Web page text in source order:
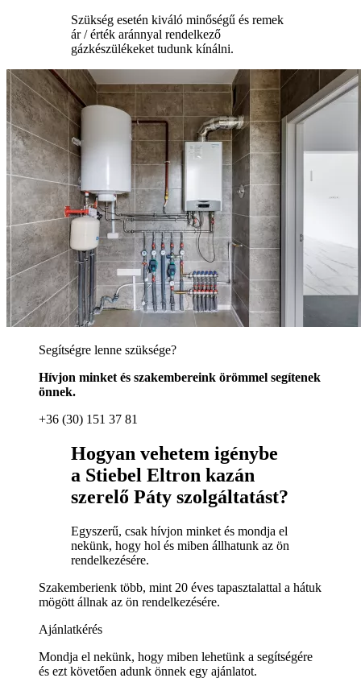
Szükség esetén kiváló minőségű és remek
ár / érték aránnyal rendelkező
gázkészülékeket tudunk kínálni.
Segítségre lenne szüksége?
Hívjon minket és szakembereink örömmel segítenek
önnek.
+36 (30) 151 37 81
Hogyan vehetem igénybe
a Stiebel Eltron kazán
szerelő Páty szolgáltatást?
Egyszerű, csak hívjon minket és mondja el
nekünk, hogy hol és miben állhatunk az ön
rendelkezésére.
Szakemberienk több, mint 20 éves tapasztalattal a hátuk
mögött állnak az ön rendelkezésére.
Ajánlatkérés
Mondja el nekünk, hogy miben lehetünk a segítségére
és ezt követően adunk önnek egy ajánlatot.